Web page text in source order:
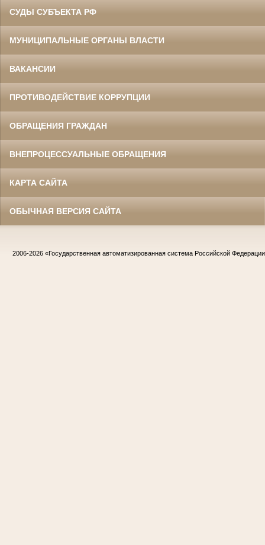
СУДЫ СУБЪЕКТА РФ
МУНИЦИПАЛЬНЫЕ ОРГАНЫ ВЛАСТИ
ВАКАНСИИ
ПРОТИВОДЕЙСТВИЕ КОРРУПЦИИ
ОБРАЩЕНИЯ ГРАЖДАН
ВНЕПРОЦЕССУАЛЬНЫЕ ОБРАЩЕНИЯ
КАРТА САЙТА
ОБЫЧНАЯ ВЕРСИЯ САЙТА
2006-2026 «Государственная автоматизированная система Российской